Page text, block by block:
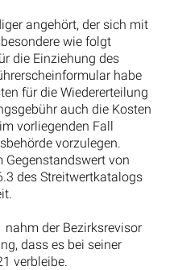
angehört, der sich mit
wie folgt
die Einziehung des
habe
für die Wiedererteilung
auch die Kosten
vorliegenden Fall
vorzulegen.
Gegenstandswert von
des Streitwertkatalogs
der Bezirksrevisor
dass es bei seiner
verbleibe.